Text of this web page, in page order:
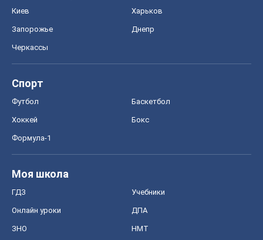
Киев Харьков
Запорожье Днепр
Черкассы
Спорт
Футбол Баскетбол
Хоккей Бокс
Формула-1
Моя школа
ГДЗ Учебники
Онлайн уроки ДПА
ЗНО НМТ